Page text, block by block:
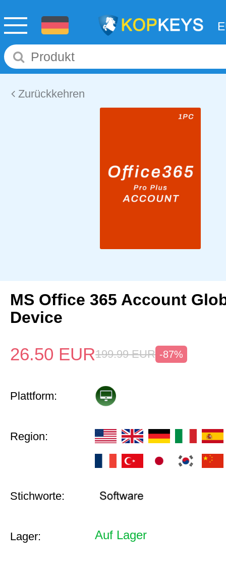
Zurückkehren
MS Office 365 Account
Device
26.50 EUR199.99 EUR -87%
Plattform:
Region:
Stichworte:
Lager: Auf Lager